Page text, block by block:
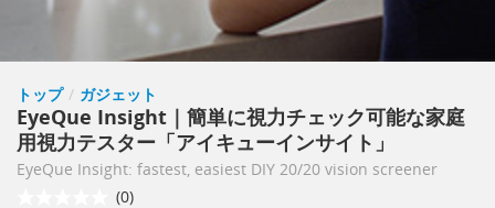
トップ / ガジェット
EyeQue Insight｜簡単に視力チェック可能な家庭
用視力テスター「アイキューインサイト」
EyeQue Insight: fastest, easiest DIY 20/20 vision screener
(0)